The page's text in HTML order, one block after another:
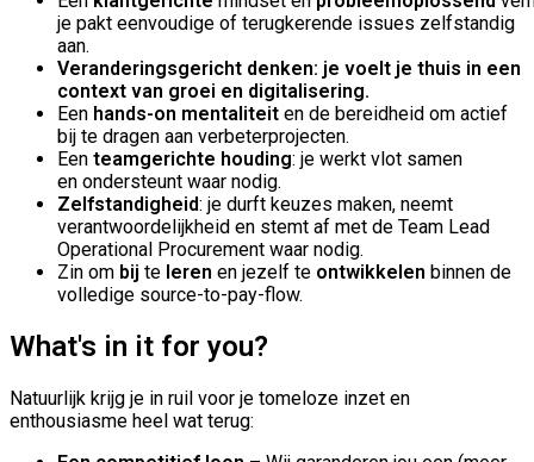
je pakt eenvoudige of terugkerende issues zelfstandig
aan.
Veranderingsgericht denken: je voelt je thuis in een
context van groei en digitalisering.
Een hands-on mentaliteit en de bereidheid om actief
bij te dragen aan verbeterprojecten.
Een teamgerichte houding: je werkt vlot samen
en ondersteunt waar nodig.
Zelfstandigheid: je durft keuzes maken, neemt
verantwoordelijkheid en stemt af met de Team Lead
Operational Procurement waar nodig.
Zin om bij te leren en jezelf te ontwikkelen binnen de
volledige source-to-pay-flow.
What's in it for you?
Natuurlijk krijg je in ruil voor je tomeloze inzet en
enthousiasme heel wat terug: